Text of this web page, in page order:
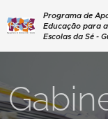
Programa de
Educação para
Escolas da Sé -